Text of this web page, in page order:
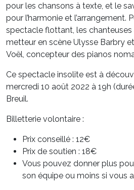
pour les chansons à texte, et le
pour l’harmonie et l’arrangement.
spectacle flottant, les
metteur en scène Ulysse Barbry
Voël, concepteur des pianos
Ce spectacle insolite est à
mercredi 10 août 2022 à 19h
Breuil.
Billetterie volontaire :
Prix conseillé : 12€
Prix de soutien : 18€
Vous pouvez donner plus
son équipe ou moins si vous